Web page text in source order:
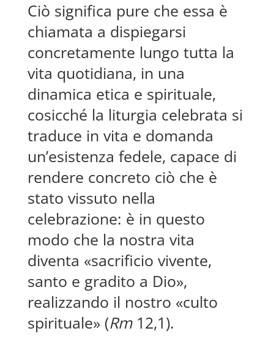
Ciò significa pure che essa è
chiamata a dispiegarsi
concretamente lungo tutta la
vita quotidiana, in una
dinamica etica e spirituale,
cosicché la liturgia celebrata si
traduce in vita e domanda
un’esistenza fedele, capace di
rendere concreto ciò che è
stato vissuto nella
celebrazione: è in questo
modo che la nostra vita
diventa «sacrificio vivente,
santo e gradito a Dio»,
realizzando il nostro «culto
spirituale» (Rm12,1).